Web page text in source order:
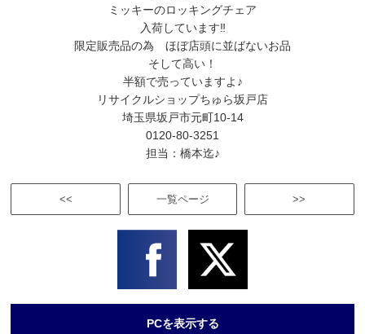
ミッキーのロッキングチェア
入荷しています‼
限定販売品の為 ほぼ店頭に並ばないお品
そして高い！
半額で売っていますよ♪
リサイクルショップちゅら坂戸店
埼玉県坂戸市元町10-14
0120-80-3251
担当：橋本迄♪
<< >>
一覧ページ
PCを表示する